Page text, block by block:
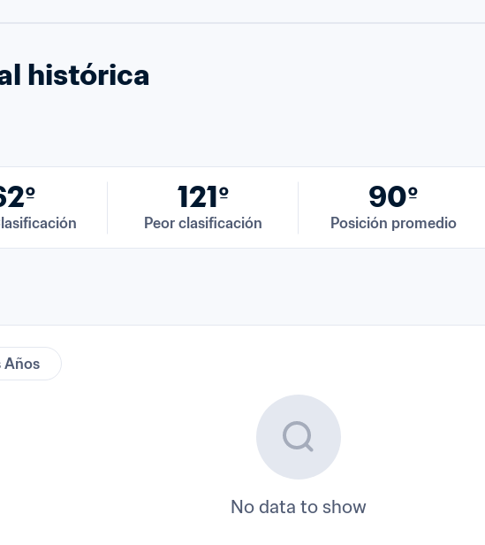
histórica
121º
Peor clasificación
90º
Posición promedio
Años
No data to show